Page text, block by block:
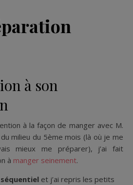
à son
à la façon de manger avec M.
milieu du 5ème mois (là où je me
mieux me préparer), j’ai fait
à manger seinement.
et j’ai repris les petits